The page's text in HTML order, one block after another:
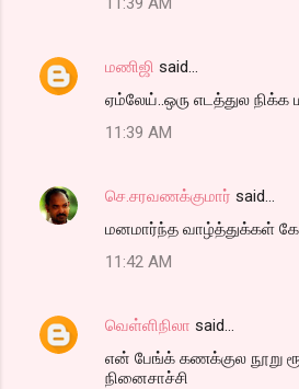
மணிஜி said…
ஏம்லேய்..ஒரு எடத்துல நிக்க
11:39 AM
செ.சரவணக்குமார் said…
மனமார்ந்த வாழ்த்துக்கள்
11:42 AM
வெள்ளிநிலா said…
என் பேங்க் கணக்குல நூறு
நினைசாச்சி